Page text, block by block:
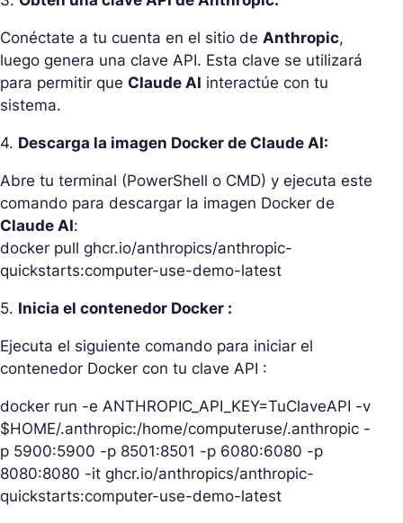
Conéctate a tu cuenta en el sitio de Anthropic,
luego genera una clave API. Esta clave se utilizará
para permitir que Claude AI interactúe con tu
sistema.
4. Descarga la imagen Docker de Claude AI:
Abre tu terminal (PowerShell o CMD) y ejecuta este
comando para descargar la imagen Docker de
Claude AI:
docker pull ghcr.io/anthropics/anthropic-
quickstarts:computer-use-demo-latest
5. Inicia el contenedor Docker :
Ejecuta el siguiente comando para iniciar el
contenedor Docker con tu clave API :
docker run -e ANTHROPIC_API_KEY=TuClaveAPI -v
$HOME/.anthropic:/home/computeruse/.anthropic -
p 5900:5900 -p 8501:8501 -p 6080:6080 -p
8080:8080 -it ghcr.io/anthropics/anthropic-
quickstarts:computer-use-demo-latest